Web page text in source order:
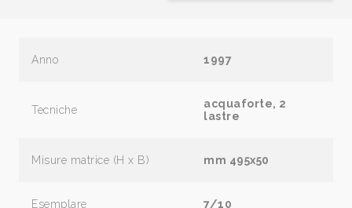
Anno 1997
Tecniche
acquaforte, 2
lastre
Misure matrice (H x B) mm 495x50
Esemplare 7/10